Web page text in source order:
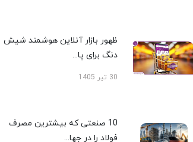
ظهور بازار آنلاین هوشمند شیش
دنگ برای پا...
30 تیر 1405
10 صنعتی که بیشترین مصرف
فولاد را در جها...